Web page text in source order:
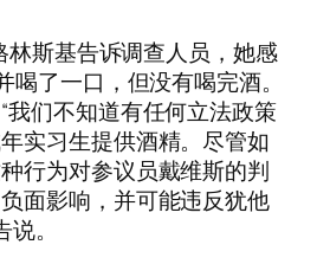
林斯基告诉调查人员，她感
喝了一口，但没有喝完酒。
我们不知道有任何立法政策
实习生提供酒精。尽管如
行为对参议员戴维斯的判
面影响，并可能违反犹他
。